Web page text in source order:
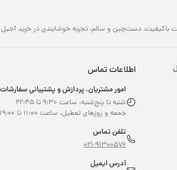
باکیفیت، دست‌چین و سالم، تجربه خوشایندی در خرید آجیل
اطلاعات تماس
امور مشتریان، پردازش و پشتیبانی سفارشات
شنبه تا پنج‌شنبه، ساعت ۹:۳۰ تا ۲۲:۴۵
جمعه و روزهای تعطیل، ساعت ۱۱:۰۰ تا ۱۹:۰۰
تلفن تماس
021-91300576
آدرس ایمیل